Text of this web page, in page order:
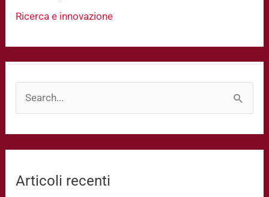
Ricerca e innovazione
a
Articoli recenti